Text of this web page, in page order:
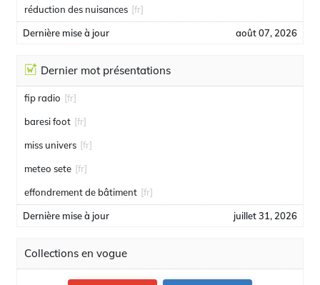
réduction des nuisances [fr]
Dernière mise à jour août 07, 2026
Dernier mot présentations
fip radio [fr]
baresi foot [fr]
miss univers [fr]
meteo sete [fr]
effondrement de bâtiment [fr]
Dernière mise à jour juillet 31, 2026
Collections en vogue